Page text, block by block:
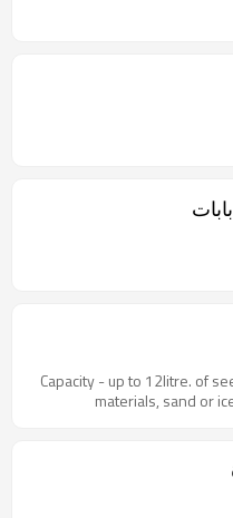
Capacity - up to 12litre. of
materials, sand or